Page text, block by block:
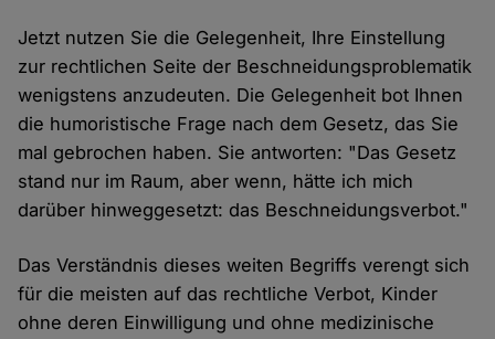
Jetzt nutzen Sie die Gelegenheit, Ihre Einstellung
zur rechtlichen Seite der Beschneidungsproblematik
wenigstens anzudeuten. Die Gelegenheit bot Ihnen
die humoristische Frage nach dem Gesetz, das Sie
mal gebrochen haben. Sie antworten: "Das Gesetz
stand nur im Raum, aber wenn, hätte ich mich
darüber hinweggesetzt: das Beschneidungsverbot."
Das Verständnis dieses weiten Begriffs verengt sich
für die meisten auf das rechtliche Verbot, Kinder
ohne deren Einwilligung und ohne medizinische